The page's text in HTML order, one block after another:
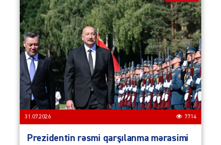
31.07.2026 7714
Prezidentin rəsmi qarşılanma mərasimi